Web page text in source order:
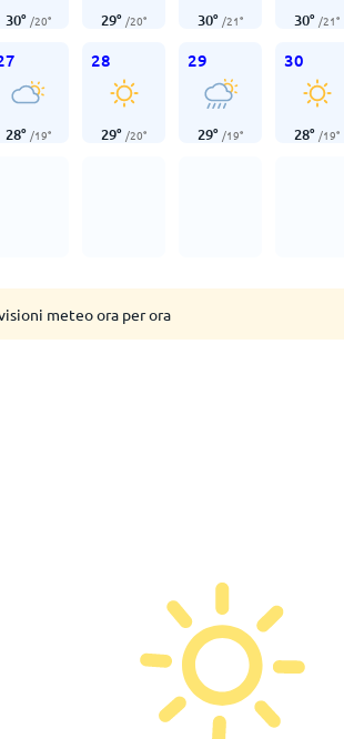
30° /20° 29° /20° 30° /21° 30° /21°
28° /19°
28
29° /20°
29
29° /19°
30
28° /19°
meteo ora per ora